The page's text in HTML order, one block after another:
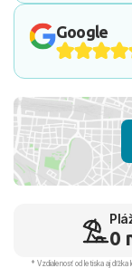
Google
0
* Vzdialenosť od letiska aj dľžka